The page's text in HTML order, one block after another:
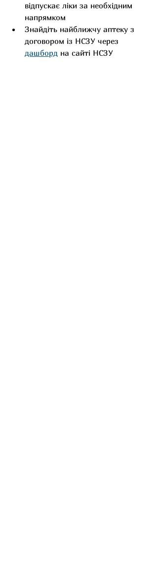
відпускає ліки за необхідним
напрямком
Знайдіть найближчу аптеку з
договором із НСЗУ через
дашборд на сайті НСЗУ